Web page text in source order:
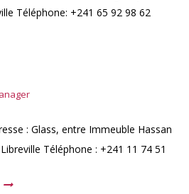
Téléphone: +241 65 92 98 62
: Glass, entre Immeuble Hassan
Téléphone : +241 11 74 51